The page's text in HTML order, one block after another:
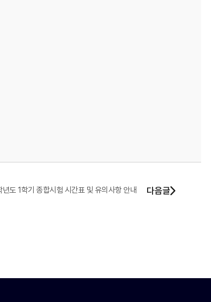
도 1학기 종합시험 시간표 및 유의사항 안내 다음글